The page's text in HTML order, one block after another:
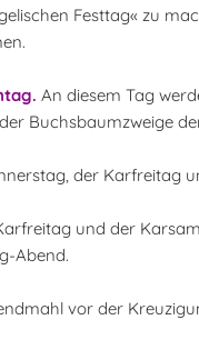
Festtag« zu
An diesem Tag
Buchsbaumzweige
der Karfreitag
und der
Abend.
vor der